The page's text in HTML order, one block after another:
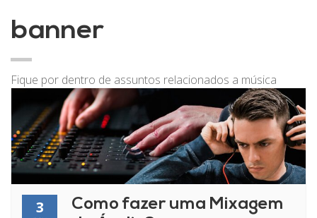
banner
Fique por dentro de assuntos relacionados a música
3
Como fazer uma Mixagem